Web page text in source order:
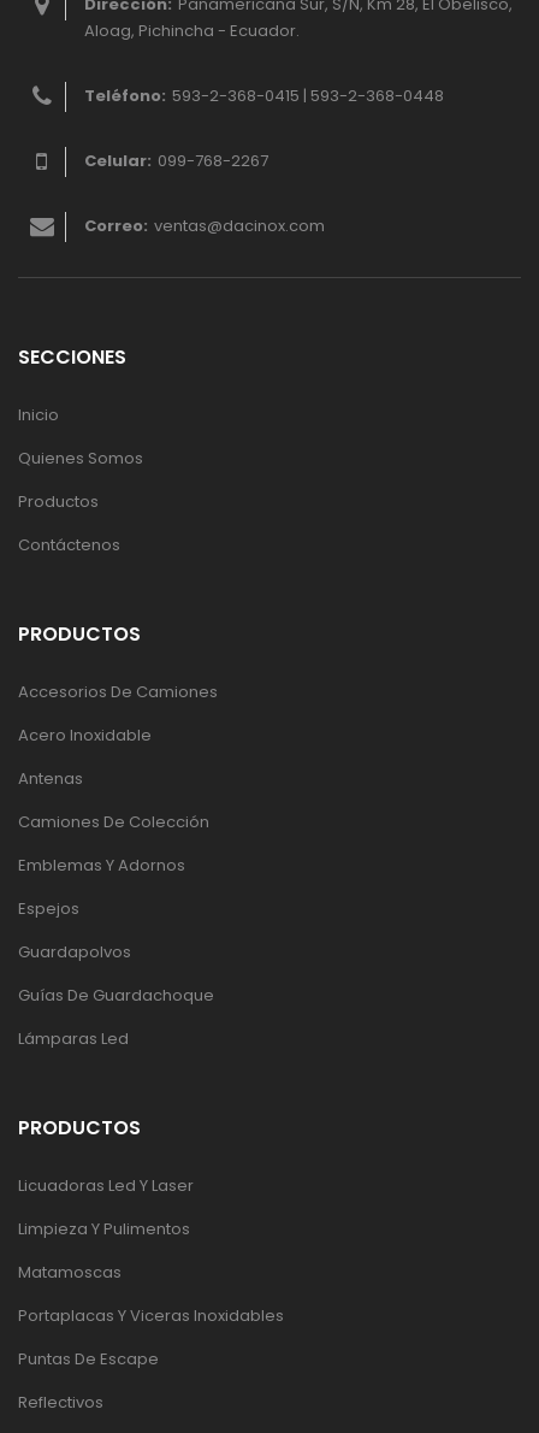
Aloag, Pichincha - Ecuador.
Teléfono: 593-2-368-0415 | 593-2-368-0448
Celular: 099-768-2267
Correo: ventas@dacinox.com
SECCIONES
Inicio
Quienes Somos
Productos
Contáctenos
PRODUCTOS
Accesorios De Camiones
Acero Inoxidable
Antenas
Camiones De Colección
Emblemas Y Adornos
Espejos
Guardapolvos
Guías De Guardachoque
Lámparas Led
PRODUCTOS
Licuadoras Led Y Laser
Limpieza Y Pulimentos
Matamoscas
Portaplacas Y Viceras Inoxidables
Puntas De Escape
Reflectivos